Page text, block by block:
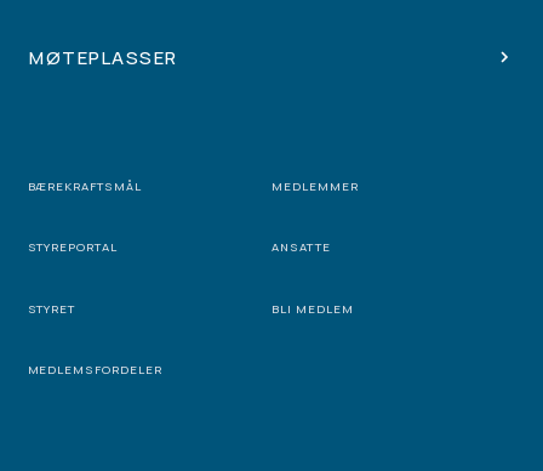
MØTEPLASSER
BÆREKRAFTSMÅL MEDLEMMER
STYREPORTAL ANSATTE
STYRET BLI MEDLEM
MEDLEMSFORDELER